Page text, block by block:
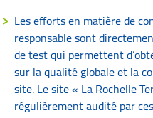
Les efforts en matière de
responsable sont
de test qui permettent
sur la qualité globale et la
site. Le site « La Rochelle
régulièrement audité par